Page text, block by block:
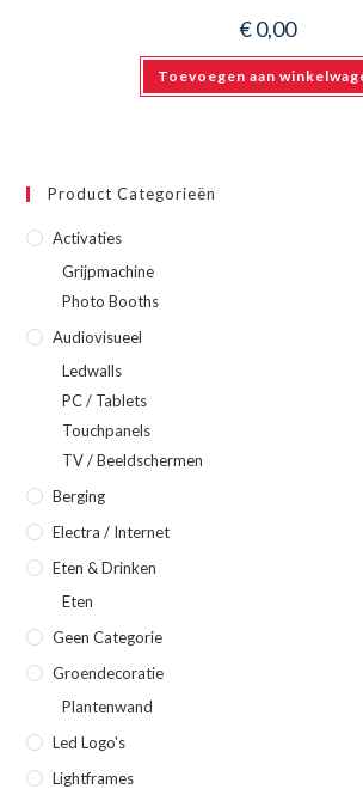
€0,00
Toevoegen aan
Product Categorieën
Activaties
Grijpmachine
Photo Booths
Audiovisueel
Ledwalls
PC / Tablets
Touchpanels
TV / Beeldschermen
Berging
Electra / Internet
Eten & Drinken
Eten
Geen Categorie
Groendecoratie
Plantenwand
Led Logo's
Lightframes